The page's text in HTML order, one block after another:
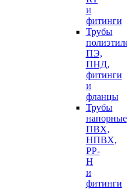
и
фитинги
Трубы
ПЭ,
ПНД,
фитинги
и
фланцы
Трубы
напорные
ПВХ,
НПВХ,
PP-
H
и
фитинги